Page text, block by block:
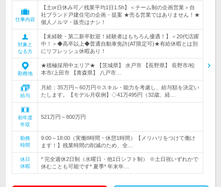
仕事内容
【土or日休み可／残業平均1日1.5h】＜チーム制の企画営業＞自
社ブランド戸建住宅の企画・提案 ★売る営業ではありません！★
個人ノルマ・販売はナシ！
対象と
なる方
【未経験・第二新卒歓迎！経験者はもちろん優遇！】＜20代活躍
中！＞◆高卒以上◆普通自動車免許(AT限定可)★有給休暇とは別
にリフレッシュ休暇あり！
勤務地
★積極採用中エリア★ 【茨城県】 水戸市 【長野県】 長野市/松
本市/上田市 【青森県】 八戸市…
給与
月給：35万円～60万円※スキル・能力を考慮し、給与額を決定い
たします。【モデル月収例】◇41万495円（32歳、経…
初年度
年収
521万円～800万円
勤務
時間
9:00～18:00（実働8時間・休憩1時間）【メリハリをつけて働け
ます！】残業時間の削減のため、全…
休日
休暇
* 完全週休2日制（水曜日・他1日シフト制） ※土日祝いずれかで
休むことも可能です* 夏季* 年末年…